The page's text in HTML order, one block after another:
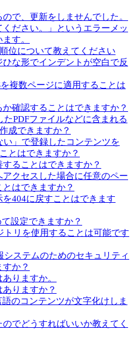
で、更新をしませんでした。
ださい。」というエラーメッ
す。
位について教えてください
な形でインデントが空白で反
複数ページに適用することは
確認することはできますか？
PDFファイルなどに含まれる
成できますか？
い」で登録したコンテンツを
とはできますか？
ることはできますか？
クセスした場合に任意のペー
はできますか？
404に戻すことはできます
設定できますか？
トリを使用することは可能です
システムのためのセキュリティ
か？
りますか。
りますか？
のコンテンツが文字化けしま
でどうすればいいか教えてく